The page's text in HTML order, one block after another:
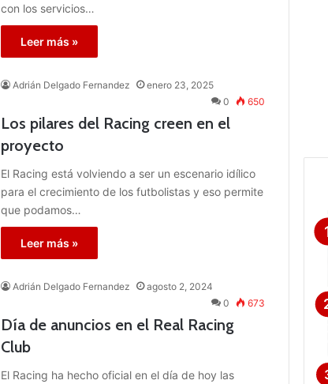
con los servicios…
Leer más »
Adrián Delgado Fernandez
enero 23, 2025
0
650
Los pilares del Racing creen en el
proyecto
El Racing está volviendo a ser un escenario idílico
para el crecimiento de los futbolistas y eso permite
que podamos…
Leer más »
Adrián Delgado Fernandez
agosto 2, 2024
0
673
Día de anuncios en el Real Racing
Club
El Racing ha hecho oficial en el día de hoy las